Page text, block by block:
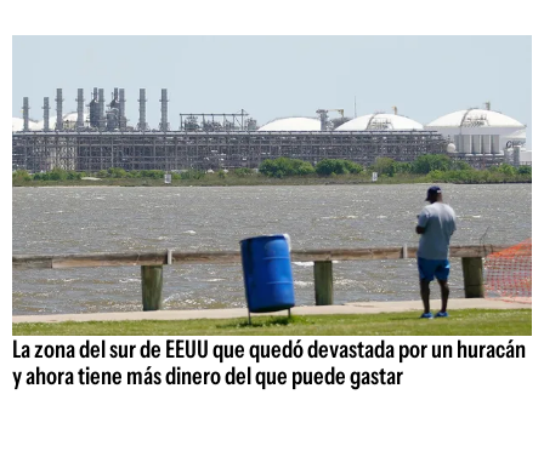
La zona del sur de EEUU que quedó devastada por un huracán
y ahora tiene más dinero del que puede gastar